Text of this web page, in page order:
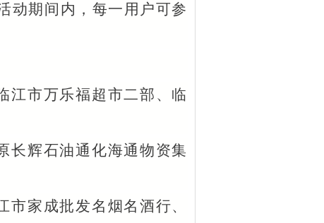
动期间内，每一用户可参
江市万乐福超市二部、临
长辉石油通化海通物资集
家成批发名烟名酒行、